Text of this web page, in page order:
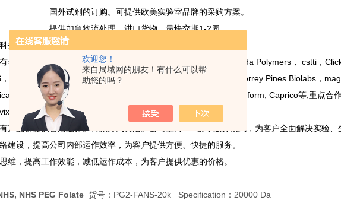
欢迎您！
来自局域网的朋友！有什么可以帮
助您的吗？
技有限公司
国外试剂的订购。可提供欧美实验室品牌的采购方案。
提供加急物流处理，进口货物，最快交期1-2周。
进出口货物代理服务。
名生命科学领域的研究试剂、仪器和实验室消耗品品牌：Alamanda Polymers， cstti，
Ambeed, Inc，SPEED BioSystems, LLC，Tulip Biolabs, Inc，Torrey Pines Biolabs，
Photonics, alphananote, It4ip, proteoform, Caprico等,重点合
tec,macrocyclics等。
产品都提供售后服务。付款方式灵活。公司坚持“一站式"服务模式，为客户全面解决实验
建设，提高公司内部运作效率，为客户提供方便、快捷的服务。
维，提高工作效能，减低运作成本，为客户提供优惠的价格。
NHS PEG Folate 货号：PG2-FANS-20k Specification：20000 Da